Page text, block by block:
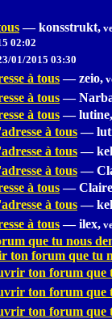
— konsstrukt,
02:02
01/2015 03:30
à tous — zeio,
à tous —
à tous — lutine,
à tous —
à tous —
à tous —
à tous —
à tous —
à tous — ilex,
que tu nous
ton forum que tu
ton forum que
ton forum que
ton forum que